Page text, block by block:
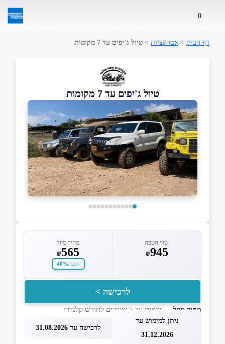
0
דף הבית > אטרקציות > טיול ג'יפים עד 7 מקומות
טיול ג'יפים עד 7 מקומות
שווי הטבה
₪945
מחיר מוזל
₪565
חסכת40%
לרכישה >
מחיר מוזל— זכאות עד 5 שוברים לחודש קלנדרי
ניתן למימוש עד
31.12.2026
לרכישה עד 31.08.2026